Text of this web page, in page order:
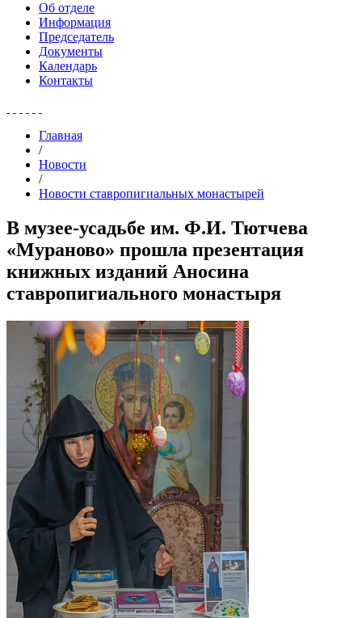
Об отделе
Информация
Председатель
Документы
Календарь
Контакты
Главная
/
Новости
/
Новости ставропигиальных монастырей
В музее-усадьбе им. Ф.И. Тютчева
«Мураново» прошла презентация
книжных изданий Аносина
ставропигиального монастыря